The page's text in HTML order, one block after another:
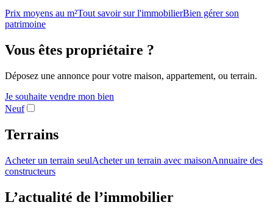
Prix moyens au m²Tout savoir sur l'immobilierBien gérer son
patrimoine
Vous êtes propriétaire ?
Déposez une annonce pour votre maison, appartement, ou terrain.
Je souhaite vendre mon bien
Neuf
Terrains
Acheter un terrain seulAcheter un terrain avec maisonAnnuaire des
constructeurs
L’actualité de l’immobilier